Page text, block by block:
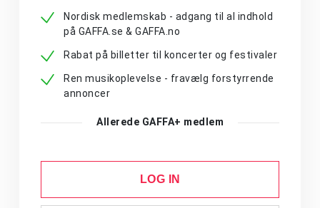
Nordisk medlemskab - adgang til al indhold
på GAFFA.se & GAFFA.no
Rabat på billetter til koncerter og festivaler
Ren musikoplevelse - fravælg forstyrrende
annoncer
Allerede GAFFA+ medlem
LOG IN